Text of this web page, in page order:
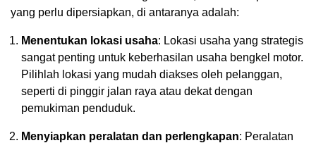
yang perlu dipersiapkan, di antaranya adalah:
Menentukan lokasi usaha: Lokasi usaha yang strategis
sangat penting untuk keberhasilan usaha bengkel motor.
Pilihlah lokasi yang mudah diakses oleh pelanggan,
seperti di pinggir jalan raya atau dekat dengan
pemukiman penduduk.
Menyiapkan peralatan dan perlengkapan: Peralatan